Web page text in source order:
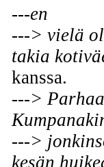
---en
---> vielä
takia
kanssa.
--->
--->
kesän